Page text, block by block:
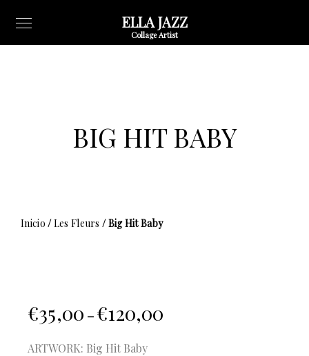
ELLA JAZZ
Collage Artist
BIG HIT BABY
Inicio /Les Fleurs / Big Hit Baby
€35,00 – €120,00
ARTWORK: Big Hit Baby